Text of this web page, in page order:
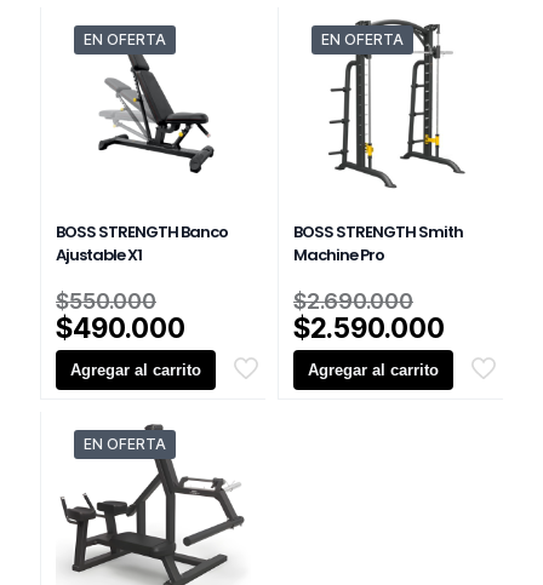
$450.000.
EN OFERTA
BOSS STRENGTH Banco
Ajustable X1
$550.000
precio
original
era:
$490.000
precio
actual
Agregar al carrito
EN OFERTA
BOSS STRENGTH Smith
Machine Pro
$2.690.000
precio
original
era:
$2.590.000
precio
actual
Agregar al carrito
EN OFERTA